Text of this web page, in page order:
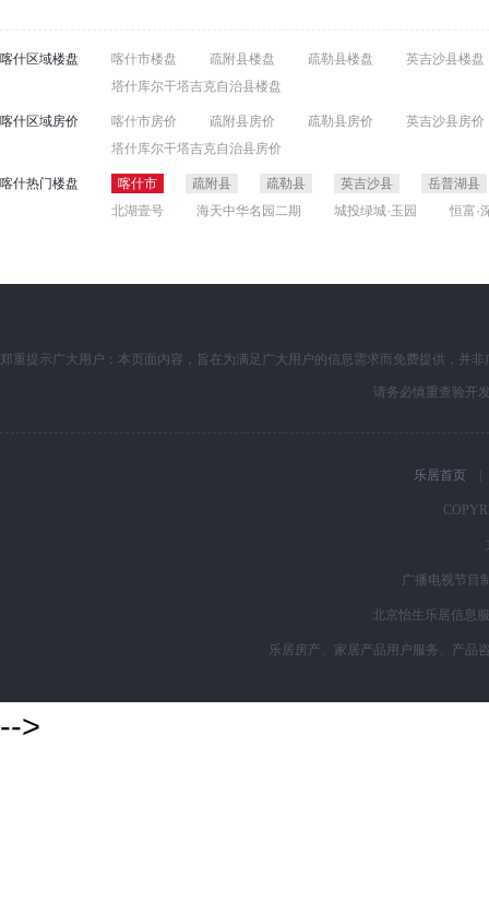
喀什区域楼盘 喀什市楼盘 疏附县楼盘 疏勒县楼盘
英吉沙县楼盘
塔什库尔干塔吉克自治县楼盘
喀什区域房价 喀什市房价 疏附县房价 疏勒县房价
英吉沙县房价
塔什库尔干塔吉克自治县房价
喀什热门楼盘 喀什市 疏附县 疏勒县 英吉沙县
岳普湖县
北湖壹号
海天中华名园二期 城投绿城·玉园 恒富·
郑重提示广大用户：本页面内容，旨在为满足广大用户的信息需求而免费提供，并
请务必慎重查验开
乐居首页
广播电视节目
北京怡生乐居信息
乐居房产、家居产品用户服务、产品
-->